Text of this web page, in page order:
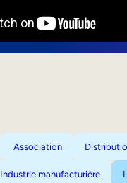
Association
Industrie manufacturière